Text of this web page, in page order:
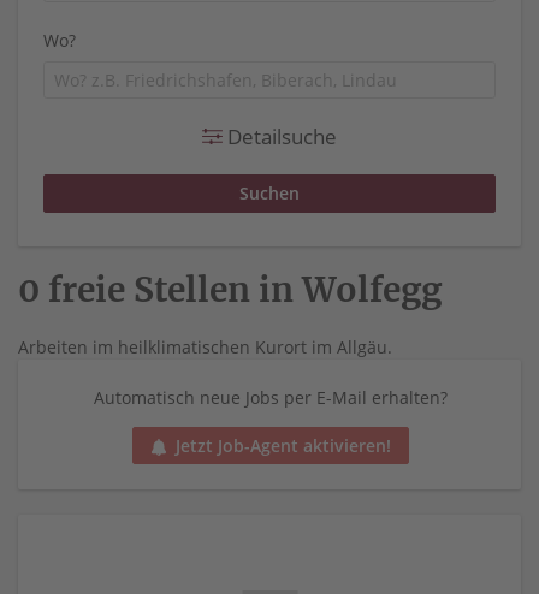
Wo?
Detailsuche
0 freie Stellen in Wolfegg
Arbeiten im heilklimatischen Kurort im Allgäu.
Automatisch neue Jobs per E-Mail erhalten?
Jetzt Job-Agent aktivieren!